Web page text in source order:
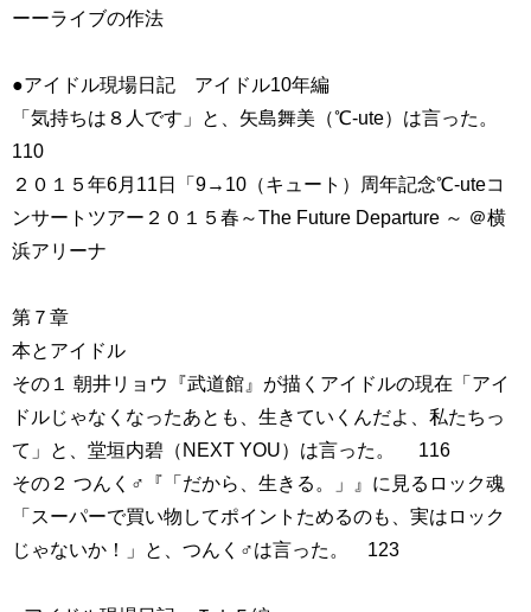
ーーライブの作法
●アイドル現場日記 アイドル10年編
「気持ちは８人です」と、矢島舞美（℃-ute）は言った。
110
２０１５年6月11日「9→10（キュート）周年記念℃-uteコ
ンサートツアー２０１５春～The Future Departure ～ ＠横
浜アリーナ
第７章
本とアイドル
その１ 朝井リョウ『武道館』が描くアイドルの現在「アイ
ドルじゃなくなったあとも、生きていくんだよ、私たちっ
て」と、堂垣内碧（NEXT YOU）は言った。 116
その２ つんく♂『「だから、生きる。」』に見るロック魂
「スーパーで買い物してポイントためるのも、実はロック
じゃないか！」と、つんく♂は言った。 123